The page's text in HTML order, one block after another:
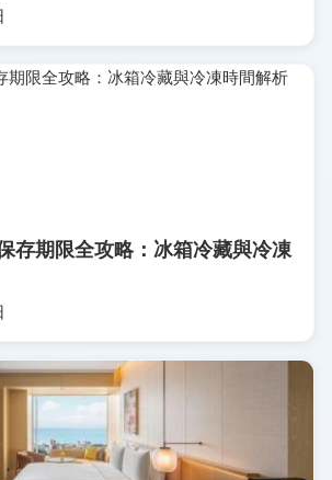
存期限全攻略：冰箱冷藏與冷凍